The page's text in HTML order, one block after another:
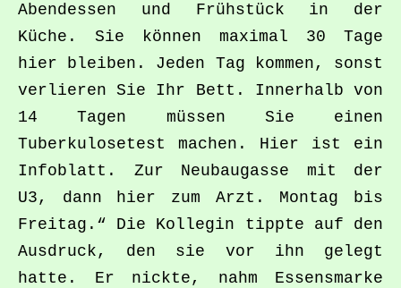
Abendessen und Frühstück in der
Küche. Sie können maximal 30 Tage
hier bleiben. Jeden Tag kommen, sonst
verlieren Sie Ihr Bett. Innerhalb von
14 Tagen müssen Sie einen
Tuberkulosetest machen. Hier ist ein
Infoblatt. Zur Neubaugasse mit der
U3, dann hier zum Arzt. Montag bis
Freitag.“ Die Kollegin tippte auf den
Ausdruck, den sie vor ihn gelegt
hatte. Er nickte, nahm Essensmarke